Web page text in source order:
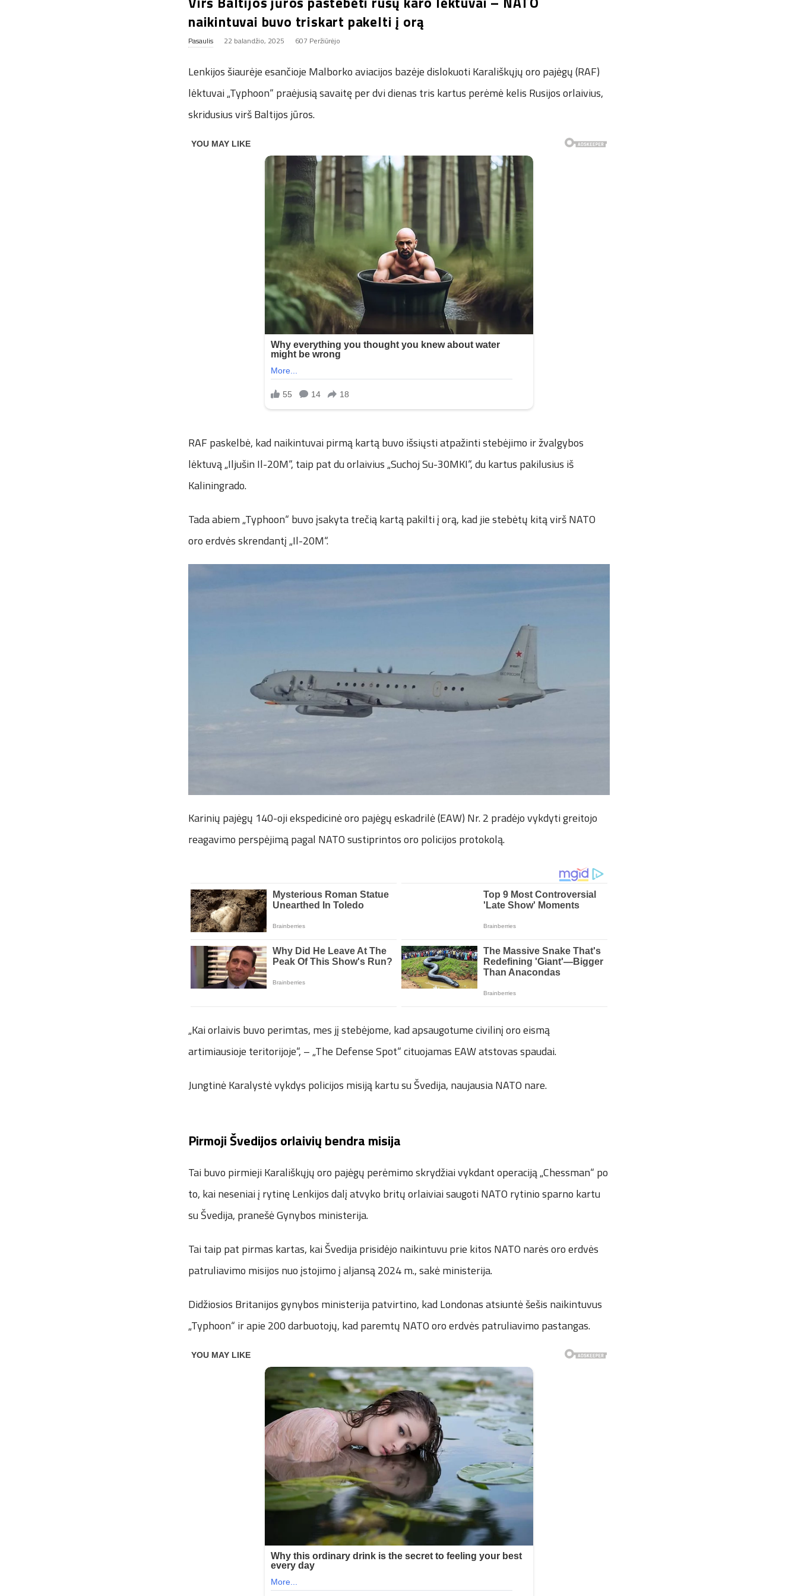
naikintuvai buvo triskart pakelti į orą
Pasaulis 22 balandžio, 2025 607 Peržiūrėjo
Lenkijos šiaurėje esančioje Malborko aviacijos bazėje dislokuoti Karališkųjų oro pajėgų (RAF)
lėktuvai „Typhoon“ praėjusią savaitę per dvi dienas tris kartus perėmė kelis Rusijos orlaivius,
skridusius virš Baltijos jūros.
RAF paskelbė, kad naikintuvai pirmą kartą buvo išsiųsti atpažinti stebėjimo ir žvalgybos
lėktuvą „Iljušin Il-20M“, taip pat du orlaivius „Suchoj Su-30MKI“, du kartus pakilusius iš
Kaliningrado.
Tada abiem „Typhoon“ buvo įsakyta trečią kartą pakilti į orą, kad jie stebėtų kitą virš NATO
oro erdvės skrendantį „Il-20M“.
Karinių pajėgų 140-oji ekspedicinė oro pajėgų eskadrilė (EAW) Nr. 2 pradėjo vykdyti greitojo
reagavimo perspėjimą pagal NATO sustiprintos oro policijos protokolą.
„Kai orlaivis buvo perimtas, mes jį stebėjome, kad apsaugotume civilinį oro eismą
artimiausioje teritorijoje“, – „The Defense Spot“ cituojamas EAW atstovas spaudai.
Jungtinė Karalystė vykdys policijos misiją kartu su Švedija, naujausia NATO nare.
Pirmoji Švedijos orlaivių bendra misija
Tai buvo pirmieji Karališkųjų oro pajėgų perėmimo skrydžiai vykdant operaciją „Chessman“ po
to, kai neseniai į rytinę Lenkijos dalį atvyko britų orlaiviai saugoti NATO rytinio sparno kartu
su Švedija, pranešė Gynybos ministerija.
Tai taip pat pirmas kartas, kai Švedija prisidėjo naikintuvu prie kitos NATO narės oro erdvės
patruliavimo misijos nuo įstojimo į aljansą 2024 m., sakė ministerija.
Didžiosios Britanijos gynybos ministerija patvirtino, kad Londonas atsiuntė šešis naikintuvus
„Typhoon“ ir apie 200 darbuotojų, kad paremtų NATO oro erdvės patruliavimo pastangas.